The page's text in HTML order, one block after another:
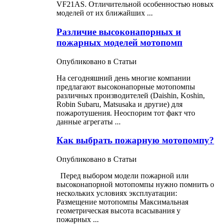
VF21AS. Отличительной особенностью новых
моделей от их ближайших ...
Различие высоконапорных и
пожарных моделей мотопомп
Опубликовано в Статьи
На сегодняшний день многие компании
предлагают высоконапорные мотопомпы
различных производителей (Daishin, Koshin,
Robin Subaru, Matsusaka и другие) для
пожаротушения. Неоспорим тот факт что
данные агрегаты ...
Как выбрать пожарную мотопомпу?
Опубликовано в Статьи
Перед выбором модели пожарной или
высоконапорной мотопомпы нужно помнить о
нескольких условиях эксплуатации:
Размещение мотопомпы Мaксимальная
геометрическая высота всасывания у
пожарных ...